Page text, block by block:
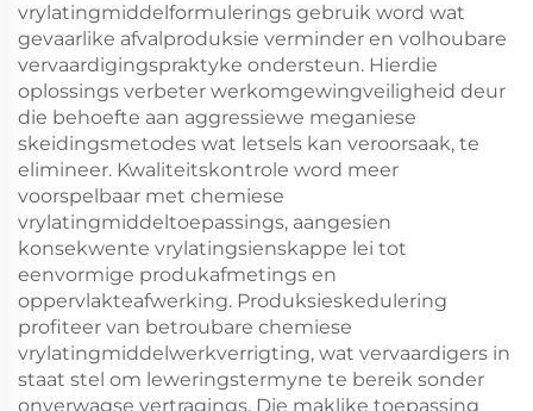
vrylatingmiddelformulerings gebruik word wat
gevaarlike afvalproduksie verminder en volhoubare
vervaardigingspraktyke ondersteun. Hierdie
oplossings verbeter werkomgewingveiligheid deur
die behoefte aan aggressiewe meganiese
skeidingsmetodes wat letsels kan veroorsaak, te
elimineer. Kwaliteitskontrole word meer
voorspelbaar met chemiese
vrylatingmiddeltoepassings, aangesien
konsekwente vrylatingsienskappe lei tot
eenvormige produkafmetings en
oppervlakteafwerking. Produksieskedulering
profiteer van betroubare chemiese
vrylatingmiddelwerkverrigting, wat vervaardigers in
staat stel om leweringstermyne te bereik sonder
onverwagse vertragings. Die maklike toepassing